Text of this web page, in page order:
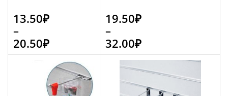
13.50₽
–
20.50₽
19.50₽
–
32.00₽